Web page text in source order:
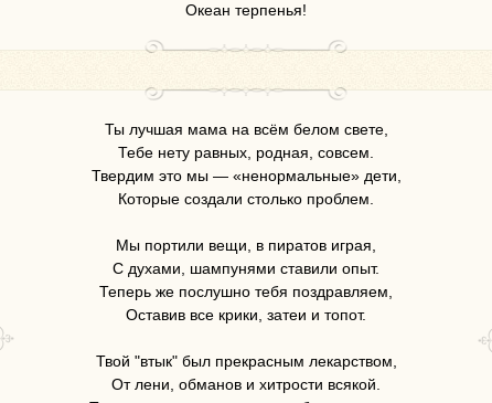
Океан терпенья!
Ты лучшая мама на всём белом свете,
Тебе нету равных, родная, совсем.
Твердим это мы — «ненормальные» дети,
Которые создали столько проблем.
Мы портили вещи, в пиратов играя,
С духами, шампунями ставили опыт.
Теперь же послушно тебя поздравляем,
Оставив все крики, затеи и топот.
Твой "втык" был прекрасным лекарством,
От лени, обманов и хитрости всякой.